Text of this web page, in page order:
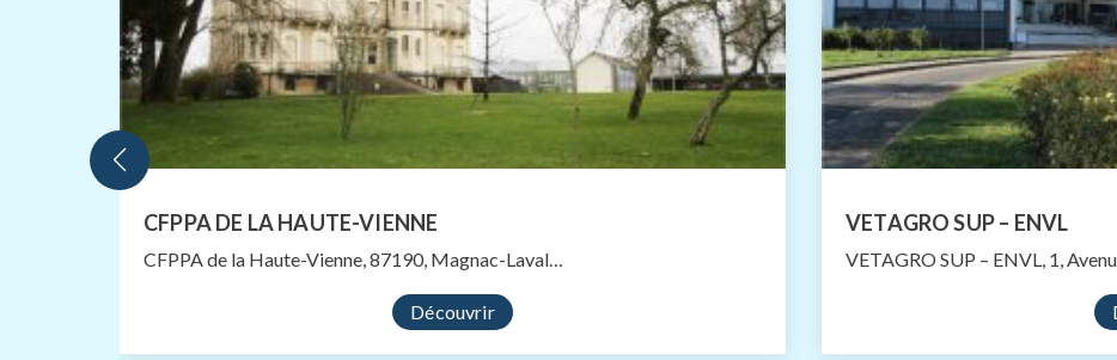
CFPPA DE LA HAUTE-VIENNE
CFPPA de la Haute-Vienne, 87190, Magnac-Laval…
Découvrir
VETAGRO SUP – ENVL
VETAGRO SUP – ENVL, 1,